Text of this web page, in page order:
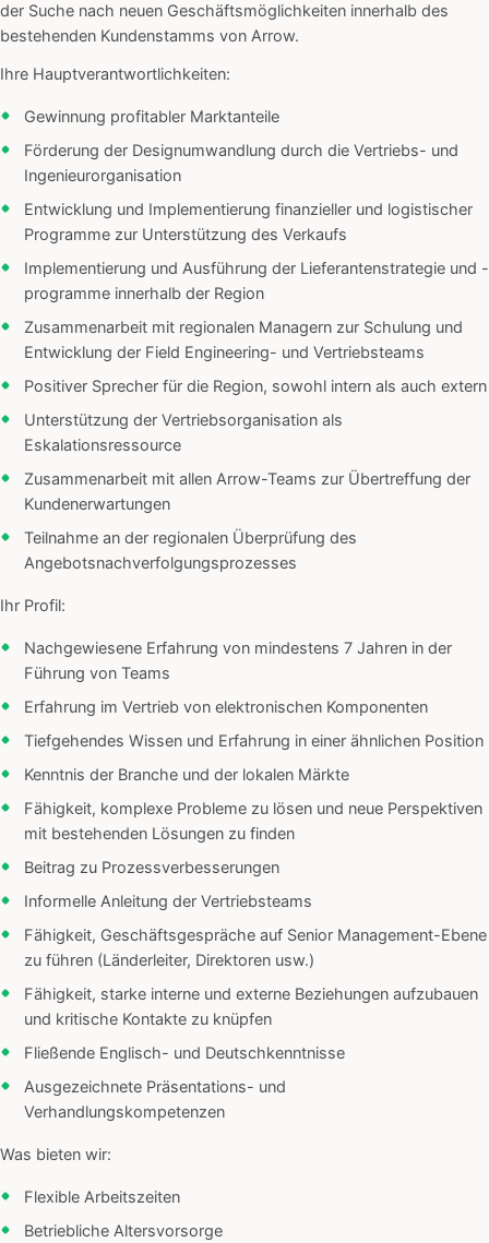
der Suche nach neuen Geschäftsmöglichkeiten innerhalb des
bestehenden Kundenstamms von Arrow.
Ihre Hauptverantwortlichkeiten:
Gewinnung profitabler Marktanteile
Förderung der Designumwandlung durch die Vertriebs- und
Ingenieurorganisation
Entwicklung und Implementierung finanzieller und logistischer
Programme zur Unterstützung des Verkaufs
Implementierung und Ausführung der Lieferantenstrategie und -
programme innerhalb der Region
Zusammenarbeit mit regionalen Managern zur Schulung und
Entwicklung der Field Engineering- und Vertriebsteams
Positiver Sprecher für die Region, sowohl intern als auch extern
Unterstützung der Vertriebsorganisation als
Eskalationsressource
Zusammenarbeit mit allen Arrow-Teams zur Übertreffung der
Kundenerwartungen
Teilnahme an der regionalen Überprüfung des
Angebotsnachverfolgungsprozesses
Ihr Profil:
Nachgewiesene Erfahrung von mindestens 7 Jahren in der
Führung von Teams
Erfahrung im Vertrieb von elektronischen Komponenten
Tiefgehendes Wissen und Erfahrung in einer ähnlichen Position
Kenntnis der Branche und der lokalen Märkte
Fähigkeit, komplexe Probleme zu lösen und neue Perspektiven
mit bestehenden Lösungen zu finden
Beitrag zu Prozessverbesserungen
Informelle Anleitung der Vertriebsteams
Fähigkeit, Geschäftsgespräche auf Senior Management-Ebene
zu führen (Länderleiter, Direktoren usw.)
Fähigkeit, starke interne und externe Beziehungen aufzubauen
und kritische Kontakte zu knüpfen
Fließende Englisch- und Deutschkenntnisse
Ausgezeichnete Präsentations- und
Verhandlungskompetenzen
Was bieten wir:
Flexible Arbeitszeiten
Betriebliche Altersvorsorge